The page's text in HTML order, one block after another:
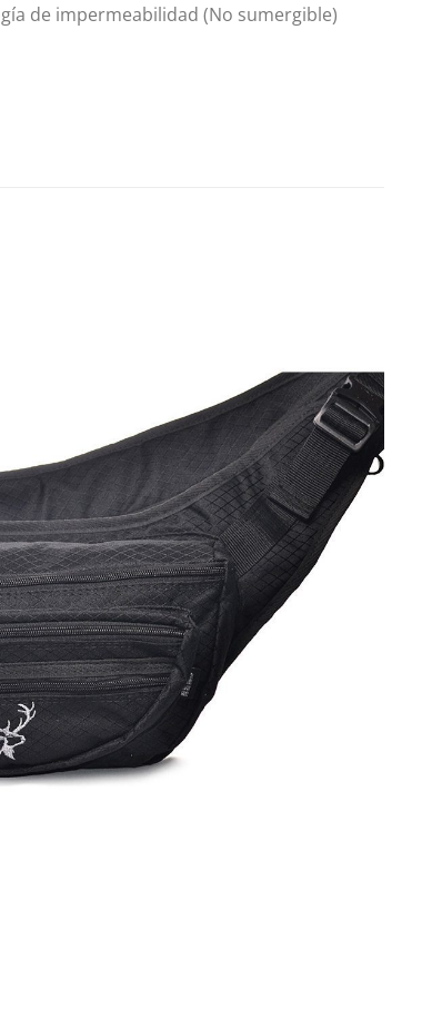
de impermeabilidad (No sumergible)